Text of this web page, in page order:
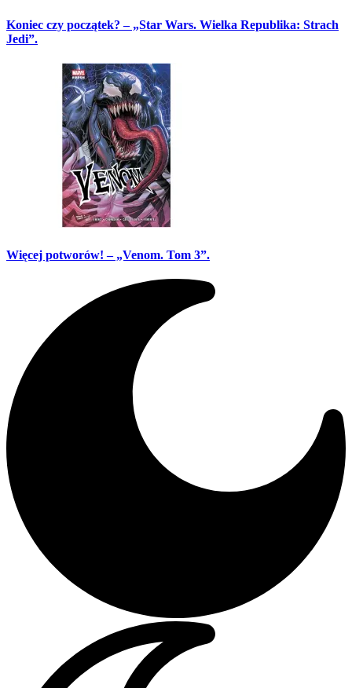
Koniec czy początek? – „Star Wars. Wielka Republika: Strach
Jedi”.
Więcej potworów! – „Venom. Tom 3”.